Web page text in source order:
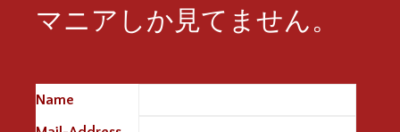
マニアしか見てません。
Name